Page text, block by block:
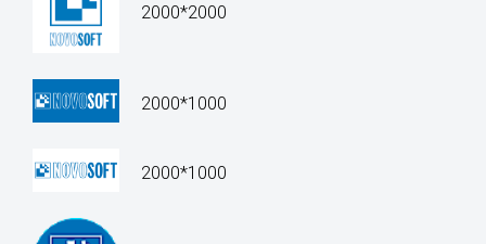
2000*2000
2000*1000
2000*1000